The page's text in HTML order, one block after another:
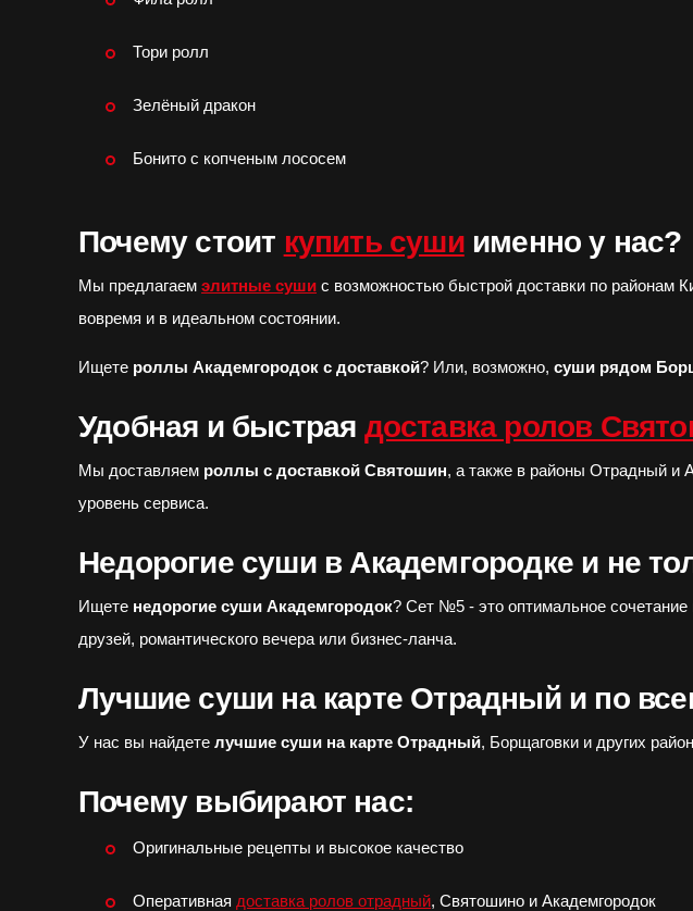
Тори ролл
Зелёный дракон
Бонито с копченым лососем
Почему стоит купить сушиименно у нас?
Мы предлагаем элитные суши с возможностью быстрой доставки по районам
вовремя и в идеальном состоянии.
Ищете роллы Академгородок с доставкой? Или, возможно, суши рядом
Удобная и быстрая доставка ролов
Мы доставляем роллы с доставкой Святошин, а также в районы Отрадный и
уровень сервиса.
Недорогие суши в Академгородке и не
Ищете недорогие суши Академгородок? Сет №5 - это оптимальное
друзей, романтического вечера или бизнес-ланча.
Лучшие суши на карте Отрадный и по
У нас вы найдете лучшие суши на карте Отрадный, Борщаговки и других
Почему выбирают нас:
Оригинальные рецепты и высокое качество
Оперативная доставка ролов отрадный, Святошино и Академгородок